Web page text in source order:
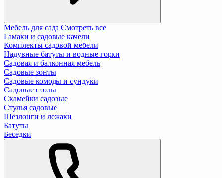
Мебель для сада Смотреть все
Гамаки и садовые качели
Комплекты садовой мебели
Надувные батуты и водные горки
Садовая и балконная мебель
Садовые зонты
Садовые комоды и сундуки
Садовые столы
Скамейки садовые
Стулья садовые
Шезлонги и лежаки
Батуты
Беседки